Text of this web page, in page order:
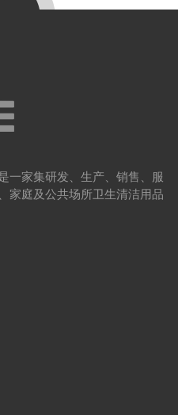
2026 年 4 月 14 日至 17 日举行
一家集研发、生产、销售、服
家庭及公共场所卫生清洁用品